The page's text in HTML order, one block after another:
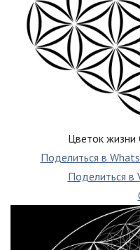
Цветок жизни
Поделиться в
Поделиться в